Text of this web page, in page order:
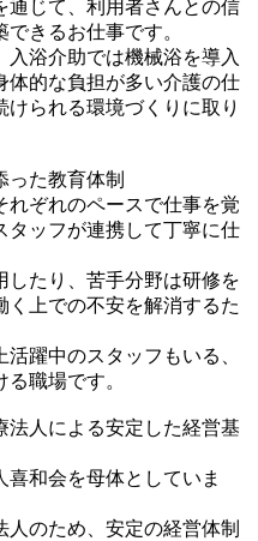
通じて、利用者さんとの信
きるお仕事です。
入浴介助では機械浴を導入
体的な負担が多い介護の仕
られる環境づくりに取り
た教育体制
れぞれのペースで仕事を覚
タッフが連携して丁寧に仕
したり、苦手分野は研修を
く上での不安を解消するた
躍中のスタッフもいる、
職場です。
人による安定した経営基
和会を母体としていま
のため、安定の経営体制